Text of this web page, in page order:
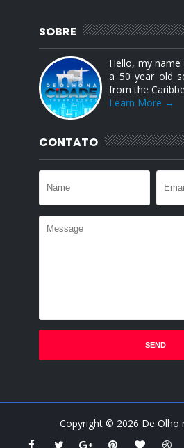
SOBRE
Hello, my name
a 50 year old
from the
Learn More →
CONTATO
Copyright © 2026 De Olho